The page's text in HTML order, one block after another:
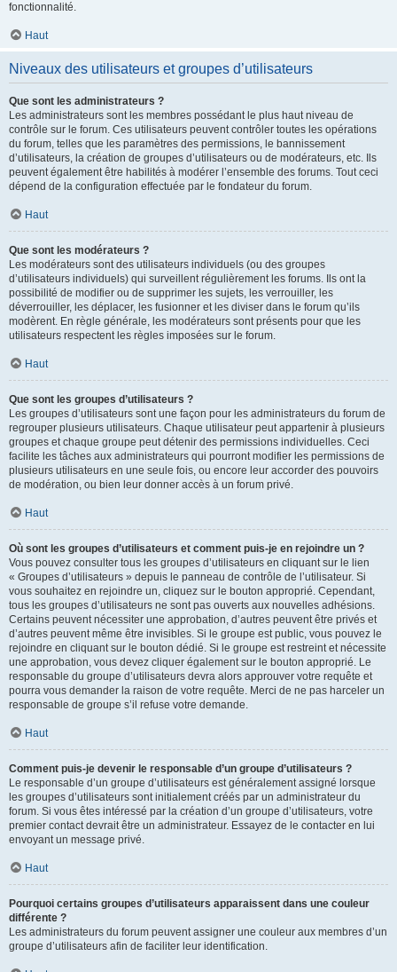
fonctionnalité.
Haut
Niveaux des utilisateurs et groupes d’utilisateurs
Que sont les administrateurs ?
Les administrateurs sont les membres possédant le plus haut niveau de
contrôle sur le forum. Ces utilisateurs peuvent contrôler toutes les opérations
du forum, telles que les paramètres des permissions, le bannissement
d’utilisateurs, la création de groupes d’utilisateurs ou de modérateurs, etc. Ils
peuvent également être habilités à modérer l’ensemble des forums. Tout ceci
dépend de la configuration effectuée par le fondateur du forum.
Haut
Que sont les modérateurs ?
Les modérateurs sont des utilisateurs individuels (ou des groupes
d’utilisateurs individuels) qui surveillent régulièrement les forums. Ils ont la
possibilité de modifier ou de supprimer les sujets, les verrouiller, les
déverrouiller, les déplacer, les fusionner et les diviser dans le forum qu’ils
modèrent. En règle générale, les modérateurs sont présents pour que les
utilisateurs respectent les règles imposées sur le forum.
Haut
Que sont les groupes d’utilisateurs ?
Les groupes d’utilisateurs sont une façon pour les administrateurs du forum de
regrouper plusieurs utilisateurs. Chaque utilisateur peut appartenir à plusieurs
groupes et chaque groupe peut détenir des permissions individuelles. Ceci
facilite les tâches aux administrateurs qui pourront modifier les permissions de
plusieurs utilisateurs en une seule fois, ou encore leur accorder des pouvoirs
de modération, ou bien leur donner accès à un forum privé.
Haut
Où sont les groupes d’utilisateurs et comment puis-je en rejoindre un ?
Vous pouvez consulter tous les groupes d’utilisateurs en cliquant sur le lien
« Groupes d’utilisateurs » depuis le panneau de contrôle de l’utilisateur. Si
vous souhaitez en rejoindre un, cliquez sur le bouton approprié. Cependant,
tous les groupes d’utilisateurs ne sont pas ouverts aux nouvelles adhésions.
Certains peuvent nécessiter une approbation, d’autres peuvent être privés et
d’autres peuvent même être invisibles. Si le groupe est public, vous pouvez le
rejoindre en cliquant sur le bouton dédié. Si le groupe est restreint et nécessite
une approbation, vous devez cliquer également sur le bouton approprié. Le
responsable du groupe d’utilisateurs devra alors approuver votre requête et
pourra vous demander la raison de votre requête. Merci de ne pas harceler un
responsable de groupe s’il refuse votre demande.
Haut
Comment puis-je devenir le responsable d’un groupe d’utilisateurs ?
Le responsable d’un groupe d’utilisateurs est généralement assigné lorsque
les groupes d’utilisateurs sont initialement créés par un administrateur du
forum. Si vous êtes intéressé par la création d’un groupe d’utilisateurs, votre
premier contact devrait être un administrateur. Essayez de le contacter en lui
envoyant un message privé.
Haut
Pourquoi certains groupes d’utilisateurs apparaissent dans une couleur
différente ?
Les administrateurs du forum peuvent assigner une couleur aux membres d’un
groupe d’utilisateurs afin de faciliter leur identification.